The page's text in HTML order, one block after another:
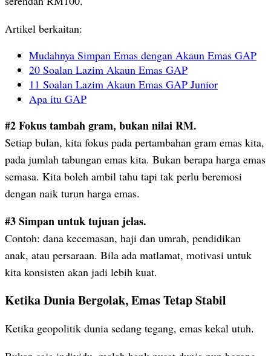
Artikel berkaitan:
Mudahnya Simpan Emas dengan Akaun Emas GAP
20 Soalan Lazim Akaun Emas GAP
11 Soalan Lazim Akaun Emas GAP Junior
Apa itu GAP
#2 Fokus tambah gram, bukan nilai RM.
Setiap bulan, kita fokus pada pertambahan gram emas kita,
pada jumlah tabungan emas kita. Bukan berapa harga emas
semasa. Kita boleh ambil tahu tapi tak perlu beremosi
dengan naik turun harga emas.
#3 Simpan untuk tujuan jelas.
Contoh: dana kecemasan, haji dan umrah, pendidikan
anak, atau persaraan. Bila ada matlamat, motivasi untuk
kita konsisten akan jadi lebih kuat.
Ketika Dunia Bergolak, Emas Tetap Stabil
Ketika geopolitik dunia sedang tegang, emas kekal utuh.